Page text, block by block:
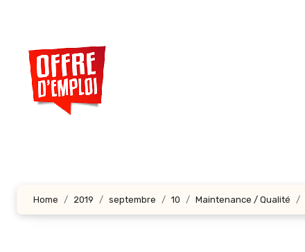
contenu
principal
Home 2019 septembre 10 Maintenance / Qualité